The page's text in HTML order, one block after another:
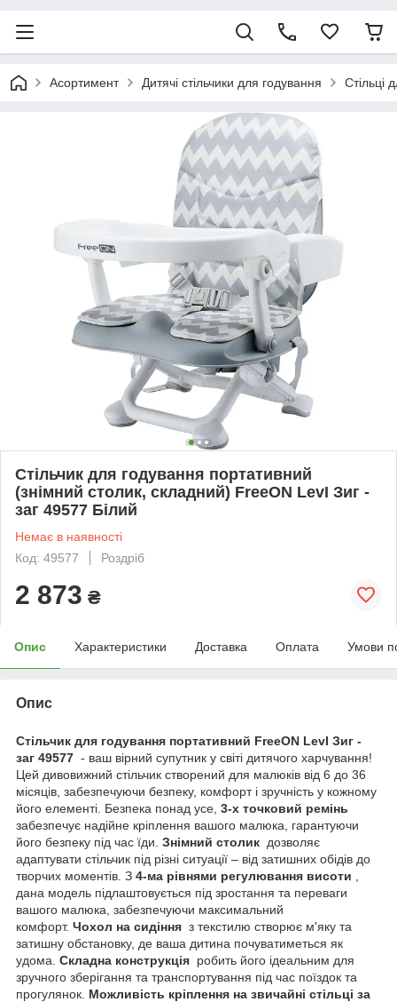
Асортимент Дитячі стільчики для годування Стільці
Стільчик для годування портативний
(знімний столик, складний) FreeON LevI Зиг -
заг 49577 Білий
Немає в наявності
Код: 49577
Роздріб
2 873 ₴
Опис Характеристики Доставка Оплата Умови
Опис
Стільчик для годування портативний FreeON LevI Зиг -
заг 49577 - ваш вірний супутник у світі дитячого харчування!
Цей дивовижний стільчик створений для малюків від 6 до 36
місяців, забезпечуючи безпеку, комфорт і зручність у кожному
його елементі. Безпека понад усе, 3-х точковий ремінь
забезпечує надійне кріплення вашого малюка, гарантуючи
його безпеку під час їди. Знімний столик дозволяє
адаптувати стільчик під різні ситуації – від затишних обідів до
творчих моментів. З 4-ма рівнями регулювання висоти
дана модель підлаштовується під зростання та переваги
вашого малюка, забезпечуючи максимальний
комфорт. Чохол на сидіння з текстилю створює м'яку та
затишну обстановку, де ваша дитина почуватиметься як
удома. Складна конструкція робить його ідеальним для
зручного зберігання та транспортування під час поїздок та
прогулянок. Можливість кріплення на звичайні стільці за